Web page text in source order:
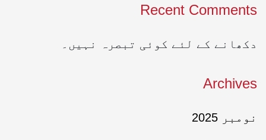
Recent Comments
دکھانے کے لئے کوئی تبصرہ نہیں۔
Archives
نومبر 2025